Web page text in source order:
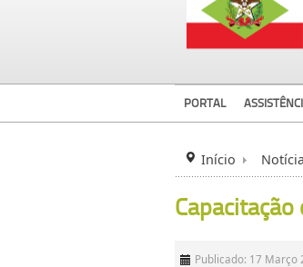
PORTAL
Início
Publicado: 17 Março